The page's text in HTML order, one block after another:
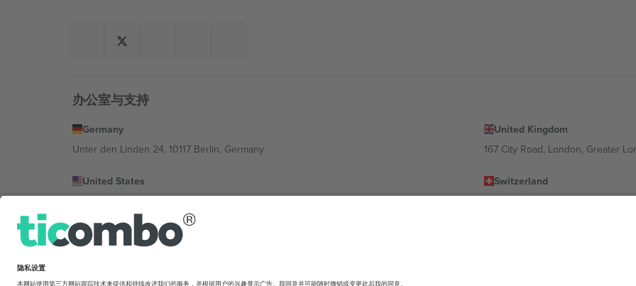
办公室与支持
Germany
Unter den Linden 24, 10117 Berlin, Germany
United Kingdom
167 City Road, London, Greater
United States
Switzerland
Bulgaria